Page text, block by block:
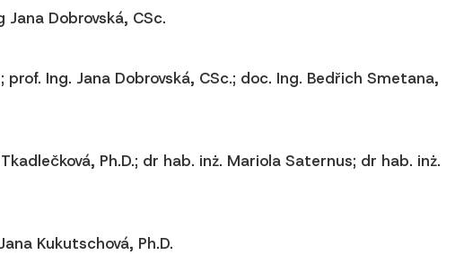
Jana Dobrovská, CSc.
prof. Ing. Jana Dobrovská, CSc.; doc. Ing. Bedřich Smetana,
Ph.D.; dr hab. inż. Mariola Saternus; dr hab. inż.
Kukutschová, Ph.D.